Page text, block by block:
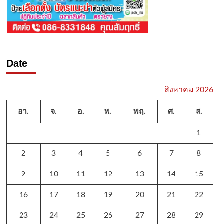
Date
สิงหาคม 2026
อา. จ. อ. พ. พฤ. ศ. ส.
1
2 3 4 5 6 7 8
9 10 11 12 13 14 15
16 17 18 19 20 21 22
23 24 25 26 27 28 29